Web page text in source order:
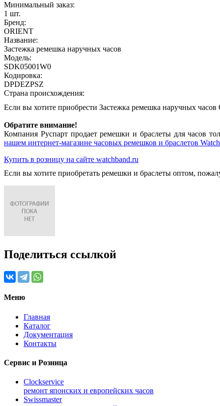
Минимальный заказ:
1 шт.
Бренд:
ORIENT
Название:
Застежка ремешка наручных часов
Модель:
SDK05001W0
Кодировка:
DPDEZPSZ
Страна происхождения:
Если вы хотите приобрести Застежка ремешка наручных
Обратите внимание!
Компания Руспарт продает ремешки и браслеты для часов
нашем интернет-магазине часовых ремешков и браслетов
Купить в розницу на сайте watchband.ru
Если вы хотите приобретать ремешки и браслеты оптом,
Поделиться ссылкой
Меню
Главная
Каталог
Документация
Контакты
Сервис и Розница
Clockservice
ремонт японских и европейских часов
Swissmaster